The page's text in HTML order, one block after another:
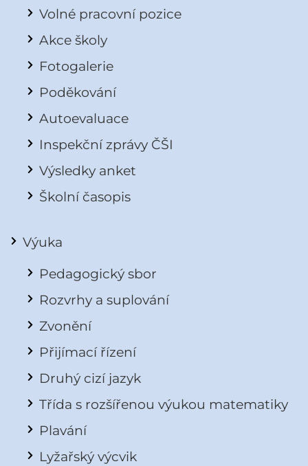
Volné pracovní pozice
Akce školy
Fotogalerie
Poděkování
Autoevaluace
Inspekční zprávy ČŠI
Výsledky anket
Školní časopis
Výuka
Pedagogický sbor
Rozvrhy a suplování
Zvonění
Přijímací řízení
Druhý cizí jazyk
Třída s rozšířenou výukou matematiky
Plavání
Lyžařský výcvik